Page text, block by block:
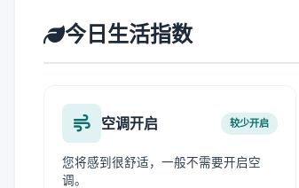
今日生活指数
空调开启 较少开启
您将感到很舒适，一般不需要开启空
调。